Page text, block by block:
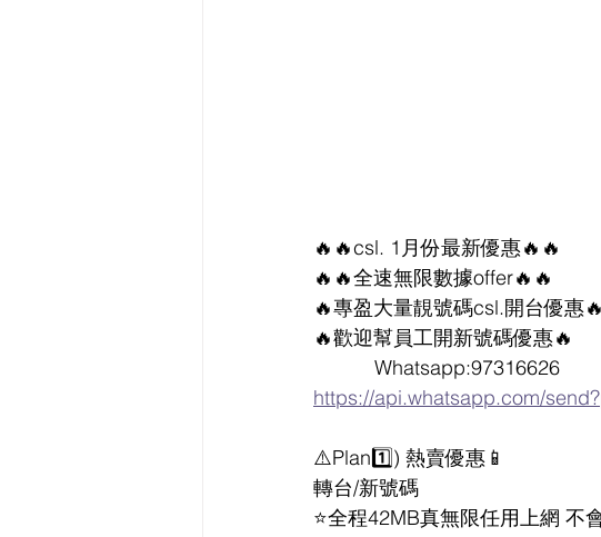
🔥🔥csl. 1月份最新優惠🔥🔥
🔥🔥全速無限數據offer🔥🔥
🔥專盈大量靚號碼csl.開台優惠🔥
🔥歡迎幫員工開新號碼優惠
           Whatsapp:97316626
https://api.whatsapp.com/
⚠️Plan1️⃣) 熱賣優惠📱
轉台/新號碼
⭐全程42MB真無限任用上網 不